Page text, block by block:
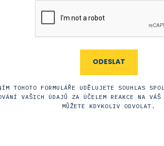
TOHOTO FORMULÁŘE UDĚLUJETE SOUHLAS
VAŠICH ÚDAJŮ ZA ÚČELEM REAKCE NA
MŮŽETE KDYKOLIV ODVOLAT.